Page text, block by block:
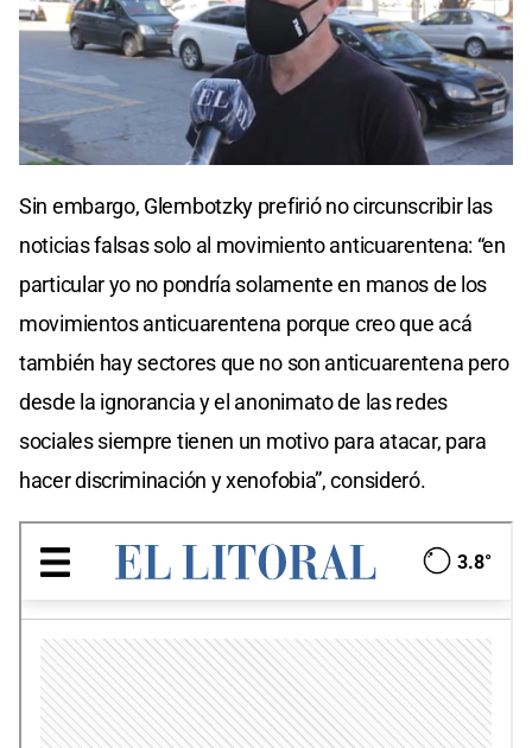
of
seconds
Sin embargo, Glembotzky prefirió no circunscribir las
noticias falsas solo al movimiento anticuarentena: “en
particular yo no pondría solamente en manos de los
movimientos anticuarentena porque creo que acá
también hay sectores que no son anticuarentena pero
desde la ignorancia y el anonimato de las redes
sociales siempre tienen un motivo para atacar, para
hacer discriminación y xenofobia”, consideró.